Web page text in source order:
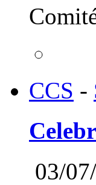
CCS -
03/